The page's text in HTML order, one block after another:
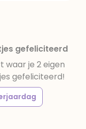
gefeliciteerd
waar je 2 eigen
gefeliciteerd!